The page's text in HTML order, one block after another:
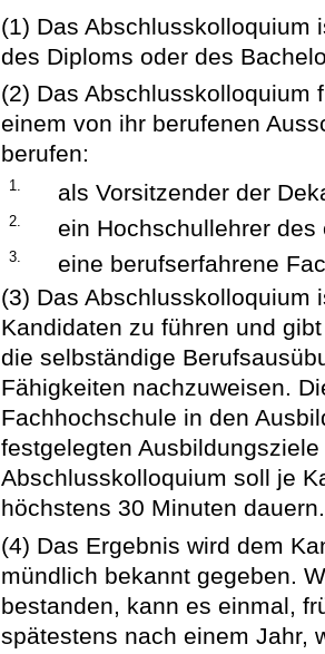
(1) Das Abschlusskolloquium
des Diploms oder des
(2) Das Abschlusskolloquium
einem von ihr berufenen
berufen:
1. als Vorsitzender der
2. ein Hochschullehrer
3.
eine berufserfahrene
(3) Das Abschlusskolloquium
Kandidaten zu führen und
die selbständige
Fähigkeiten nachzuweisen.
Fachhochschule in den
festgelegten
Abschlusskolloquium soll je
höchstens 30 Minuten dauern.
(4) Das Ergebnis wird dem
mündlich bekannt gegeben.
bestanden, kann es einmal,
spätestens nach einem Jahr,